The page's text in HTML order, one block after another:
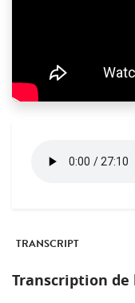
TRANSCRIPT
Transcription de